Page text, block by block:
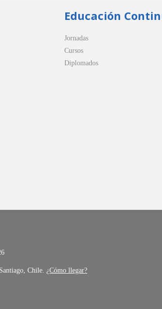
Educación
Jornadas
Cursos
Diplomados
Chile. ¿Cómo llegar?